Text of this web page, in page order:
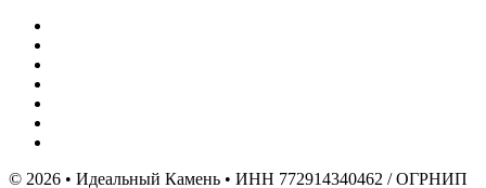
© 2026 • Идеальный Камень • ИНН 772914340462 / ОГРНИП